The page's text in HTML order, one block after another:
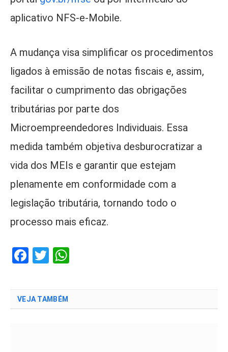
aplicativo NFS-e-Mobile.
A mudança visa simplificar os procedimentos
ligados à emissão de notas fiscais e, assim,
facilitar o cumprimento das obrigações
tributárias por parte dos
Microempreendedores Individuais. Essa
medida também objetiva desburocratizar a
vida dos MEIs e garantir que estejam
plenamente em conformidade com a
legislação tributária, tornando todo o
processo mais eficaz.
Facebook
Twitter
VEJA TAMBÉM